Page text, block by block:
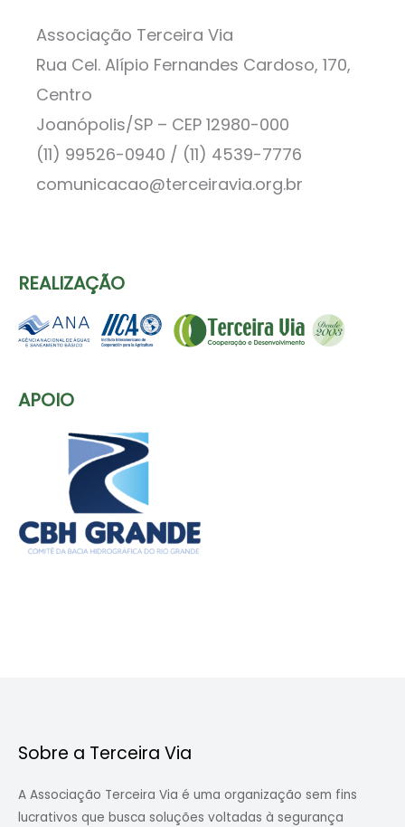
Associação Terceira Via
Rua Cel. Alípio Fernandes Cardoso, 170,
Centro
Joanópolis/SP – CEP 12980-000
(11) 99526-0940 / (11) 4539-7776
comunicacao@terceiravia.org.br
REALIZAÇÃO
APOIO
Sobre a Terceira Via
A Associação Terceira Via é uma organização sem fins
lucrativos que busca soluções voltadas à segurança